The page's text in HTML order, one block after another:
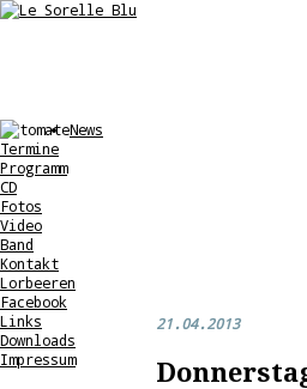
News
Termine
Programm
CD
Fotos
Video
Band
Kontakt
Lorbeeren
Facebook
Links
Downloads
Impressum
21.04.2013